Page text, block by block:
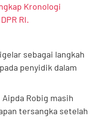
Kronologi
RI.
sebagai langkah
penyidik dalam
Robig masih
tersangka setelah